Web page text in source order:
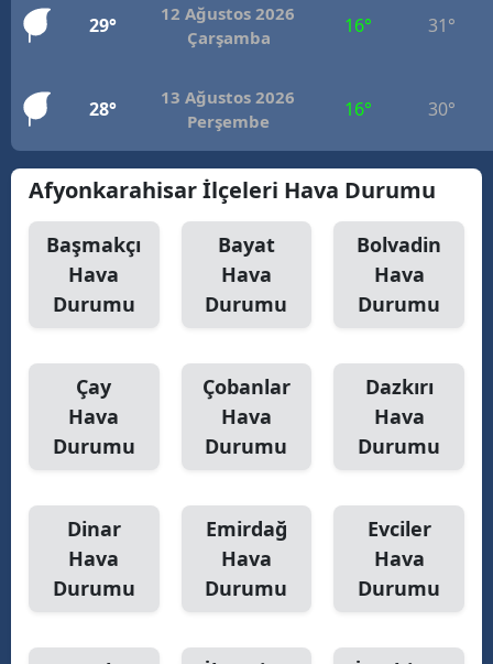
Kırşehir
Konya
Malatya
Manisa
Kahramanmaraş
Muğla
Nevşehir
Niğde
Rize
Sakarya
29°
12 Ağustos 2026
Çarşamba
16° 31°
28°
13 Ağustos 2026
Perşembe
16° 30°
Afyonkarahisar İlçeleri Hava Durumu
Başmakçı
Hava
Durumu
Bayat
Hava
Durumu
Bolvadin
Hava
Durumu
Çay
Hava
Durumu
Çobanlar
Hava
Durumu
Dazkırı
Hava
Durumu
Dinar
Hava
Durumu
Emirdağ
Hava
Durumu
Evciler
Hava
Durumu